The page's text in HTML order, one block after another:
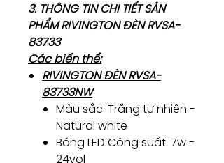
3. THÔNG TIN CHI TIẾT SẢN
PHẨM RIVINGTON ĐÈN RVSA-
83733
Các biến thể:
RIVINGTON ĐÈN RVSA-
83733NW
Màu sắc: Trắng tự nhiên -
Natural white
Bóng LED Công suất: 7w -
24vol